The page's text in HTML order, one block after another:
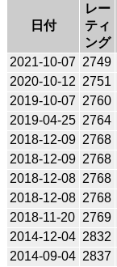
日付
レー
ティ
ング
2021-10-07 2749
2020-10-12 2751
2019-10-07 2760
2019-04-25 2764
2018-12-09 2768
2018-12-09 2768
2018-12-08 2768
2018-12-08 2768
2018-11-20 2769
2014-12-04 2832
2014-09-04 2837